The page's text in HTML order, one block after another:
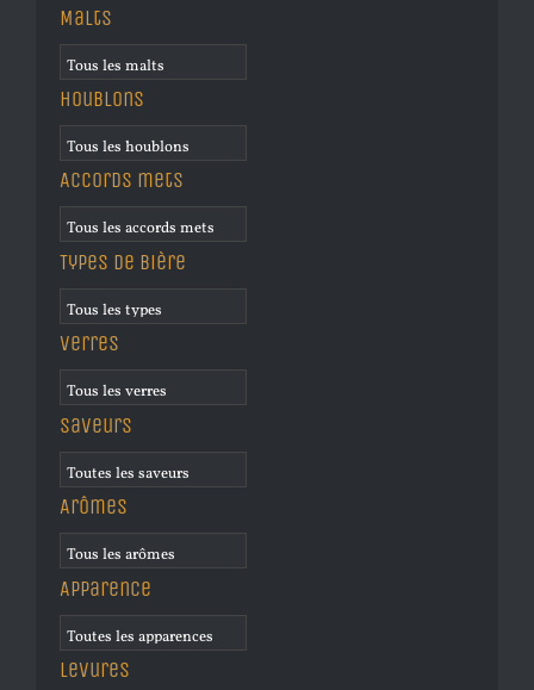
Malts
Houblons
Accords mets
Types de bière
Verres
Saveurs
Arômes
Apparence
Levures